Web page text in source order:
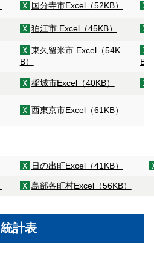
統計表
国分寺市Excel（52KB）
狛江市 Excel（45KB）
東久留米市 Excel（54K
B）
B）
稲城市Excel（40KB）
西東京市Excel（61KB）
日の出町Excel（41KB）
島部各町村Excel（56KB）